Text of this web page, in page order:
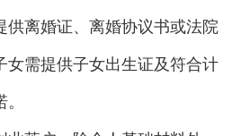
供离婚证、离婚协议书或法院
女需提供子女出生证及符合计